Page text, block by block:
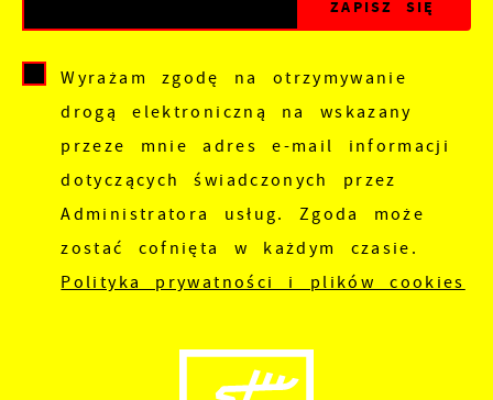
Wyrażam zgodę na otrzymywanie
drogą elektroniczną na wskazany
przeze mnie adres e-mail informacji
dotyczących świadczonych przez
Administratora usług. Zgoda może
zostać cofnięta w każdym czasie.
Polityka prywatności i plików cookies